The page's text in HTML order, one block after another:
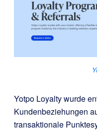
Yotpo Loyalty wurde
Kundenbeziehungen
transaktionale